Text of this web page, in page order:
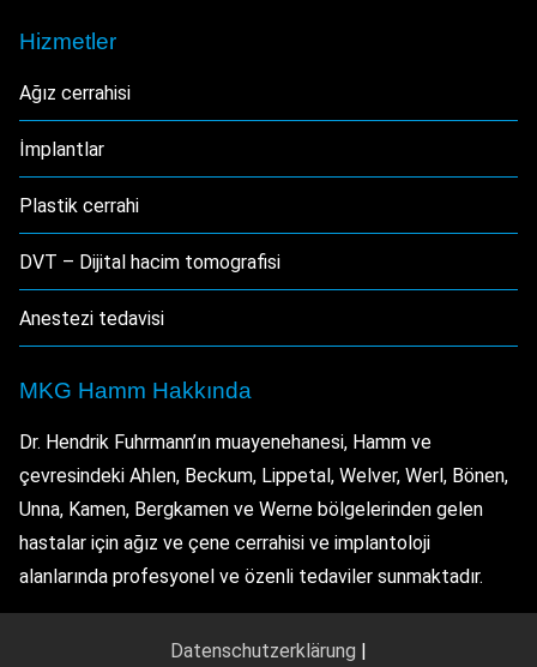
Hizmetler
Ağız cerrahisi
İmplantlar
Plastik cerrahi
DVT – Dijital hacim tomografisi
Anestezi tedavisi
MKG Hamm Hakkında
Dr. Hendrik Fuhrmann’ın muayenehanesi, Hamm ve
çevresindeki Ahlen, Beckum, Lippetal, Welver, Werl, Bönen,
Unna, Kamen, Bergkamen ve Werne bölgelerinden gelen
hastalar için ağız ve çene cerrahisi ve implantoloji
alanlarında profesyonel ve özenli tedaviler sunmaktadır.
Datenschutzerklärung |